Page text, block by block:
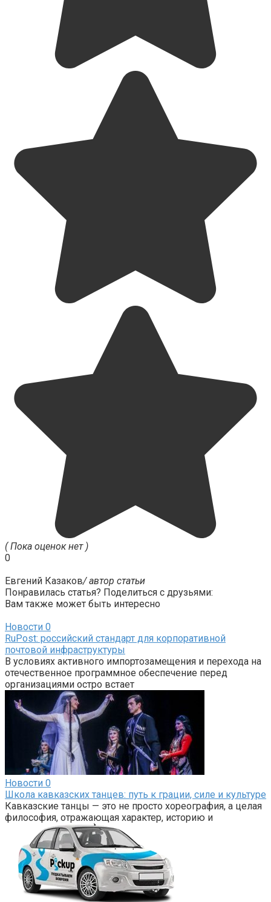
( Пока оценок нет )
0
Евгений Казаков/ автор статьи
Понравилась статья? Поделиться с друзьями:
Вам также может быть интересно
Новости 0
RuPost: российский стандарт для корпоративной
почтовой инфраструктуры
В условиях активного импортозамещения и перехода на
отечественное программное обеспечение перед
организациями остро встает
Новости 0
Школа кавказских танцев: путь к грации, силе и культуре
Кавказские танцы — это не просто хореография, а целая
философия, отражающая характер, историю и